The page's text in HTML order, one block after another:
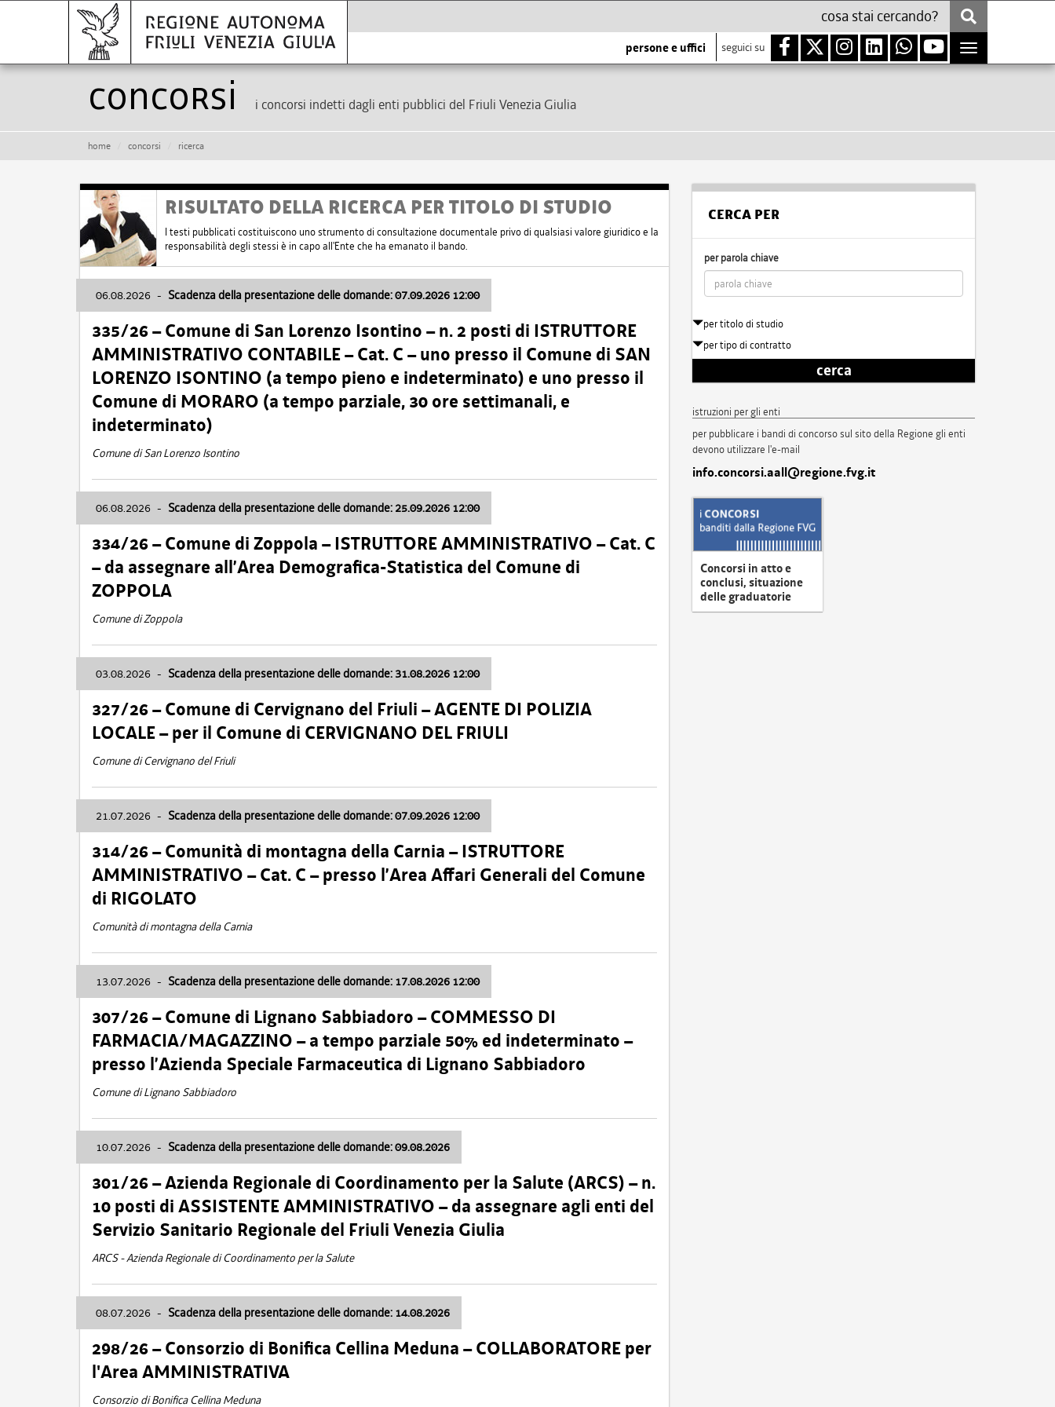
persone e uffici seguici su
Toggle
navigation
Concorsi i concorsi indetti dagli enti pubblici del Friuli Venezia Giulia
home concorsi ricerca
RISULTATO DELLA RICERCA PER TITOLO DI STUDIO
I testi pubblicati costituiscono uno strumento di consultazione documentale privo di qualsiasi valore giuridico e la
responsabilità degli stessi è in capo all'Ente che ha emanato il bando.
06.08.2026 - Scadenza della presentazione delle domande: 07.09.2026 12:00
335/26 – Comune di San Lorenzo Isontino – n. 2 posti di ISTRUTTORE
AMMINISTRATIVO CONTABILE – Cat. C – uno presso il Comune di SAN
LORENZO ISONTINO (a tempo pieno e indeterminato) e uno presso il
Comune di MORARO (a tempo parziale, 30 ore settimanali, e
indeterminato)
Comune di San Lorenzo Isontino
06.08.2026 - Scadenza della presentazione delle domande: 25.09.2026 12:00
334/26 – Comune di Zoppola – ISTRUTTORE AMMINISTRATIVO – Cat. C
– da assegnare all’Area Demografica-Statistica del Comune di
ZOPPOLA
Comune di Zoppola
03.08.2026 - Scadenza della presentazione delle domande: 31.08.2026 12:00
327/26 – Comune di Cervignano del Friuli – AGENTE DI POLIZIA
LOCALE – per il Comune di CERVIGNANO DEL FRIULI
Comune di Cervignano del Friuli
21.07.2026 - Scadenza della presentazione delle domande: 07.09.2026 12:00
314/26 – Comunità di montagna della Carnia – ISTRUTTORE
AMMINISTRATIVO – Cat. C – presso l’Area Affari Generali del Comune
di RIGOLATO
Comunità di montagna della Carnia
13.07.2026 - Scadenza della presentazione delle domande: 17.08.2026 12:00
307/26 – Comune di Lignano Sabbiadoro – COMMESSO DI
FARMACIA/MAGAZZINO – a tempo parziale 50% ed indeterminato –
presso l’Azienda Speciale Farmaceutica di Lignano Sabbiadoro
Comune di Lignano Sabbiadoro
10.07.2026 - Scadenza della presentazione delle domande: 09.08.2026
301/26 – Azienda Regionale di Coordinamento per la Salute (ARCS) – n.
10 posti di ASSISTENTE AMMINISTRATIVO – da assegnare agli enti del
Servizio Sanitario Regionale del Friuli Venezia Giulia
ARCS - Azienda Regionale di Coordinamento per la Salute
08.07.2026 - Scadenza della presentazione delle domande: 14.08.2026
298/26 – Consorzio di Bonifica Cellina Meduna – COLLABORATORE per
l'Area AMMINISTRATIVA
Consorzio di Bonifica Cellina Meduna
CERCA PER
per parola chiave
per titolo di studio
per tipo di contratto
cerca
istruzioni per gli enti
per pubblicare i bandi di concorso sul sito della Regione gli enti
devono utilizzare l'e-mail
info.concorsi.aall@regione.fvg.it
Concorsi in atto e
conclusi, situazione
delle graduatorie